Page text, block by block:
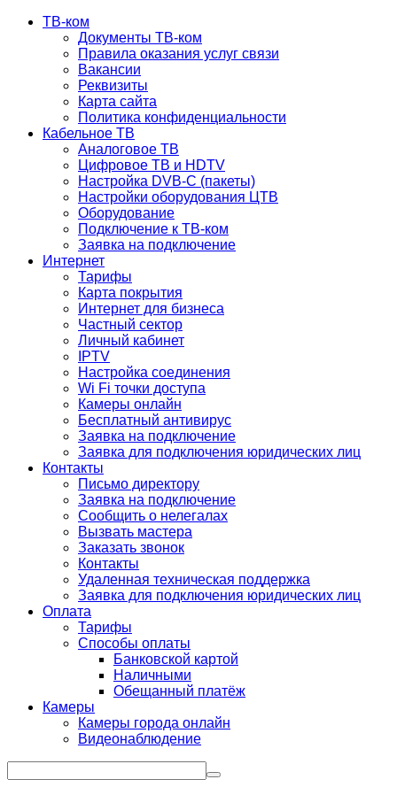
ТВ-ком
Документы ТВ-ком
Правила оказания услуг связи
Вакансии
Реквизиты
Карта сайта
Политика конфиденциальности
Кабельное ТВ
Аналоговое ТВ
Цифровое ТВ и HDTV
Настройка DVB-C (пакеты)
Настройки оборудования ЦТВ
Оборудование
Подключение к ТВ-ком
Заявка на подключение
Интернет
Тарифы
Карта покрытия
Интернет для бизнеса
Частный сектор
Личный кабинет
IPTV
Настройка соединения
Wi Fi точки доступа
Камеры онлайн
Бесплатный антивирус
Заявка на подключение
Заявка для подключения юридических лиц
Контакты
Письмо директору
Заявка на подключение
Сообщить о нелегалах
Вызвать мастера
Заказать звонок
Контакты
Удаленная техническая поддержка
Заявка для подключения юридических лиц
Оплата
Тарифы
Способы оплаты
Банковской картой
Наличными
Обещанный платёж
Камеры
Камеры города онлайн
Видеонаблюдение